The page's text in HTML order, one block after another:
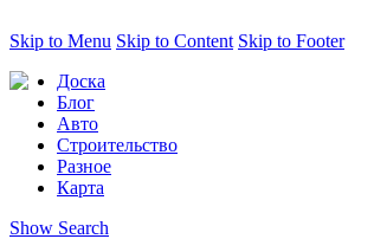
Skip to Menu Skip to Content Skip to Footer
Доска
Блог
Авто
Строительство
Разное
Карта
Show Search